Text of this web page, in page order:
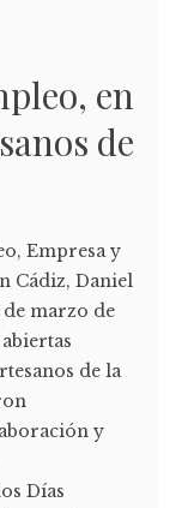
en
de
Empresa y
Cádiz, Daniel
marzo de
de la
y
Días